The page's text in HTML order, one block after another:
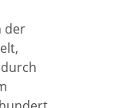
der